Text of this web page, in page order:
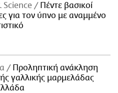
Science
Πέντε βασικοί
για τον ύπνο με αναμμένο
Προληπτική ανάκληση
γαλλικής μαρμελάδας